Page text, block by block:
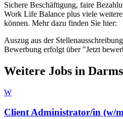
Sichere Beschäftigung, faire
Work Life Balance plus viele
können. Mehr dazu finden Sie hier:
Auszug aus der
Bewerbung erfolgt über "Jetzt
Weitere Jobs in
W
Client Administrator/in (w/